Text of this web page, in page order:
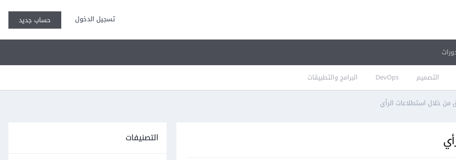
تسجيل الدخول حساب جديد
التصميم DevOps البرامج والتطبيقات
خلال استطلاعات الرأي
التصنيفات